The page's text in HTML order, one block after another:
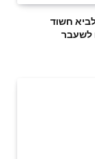
חשוד
לשעבר